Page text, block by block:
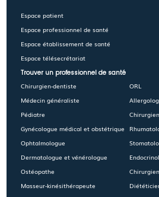
Espace patient
Espace professionnel de santé
Espace établissement de santé
Espace télésecrétariat
Trouver un professionnel de santé
Chirurgien-dentiste
Médecin généraliste
Pédiatre
Gynécologue médical et obstétrique
Ophtalmologue
Dermatologue et vénérologue
Ostéopathe
Masseur-kinésithérapeute
ORL